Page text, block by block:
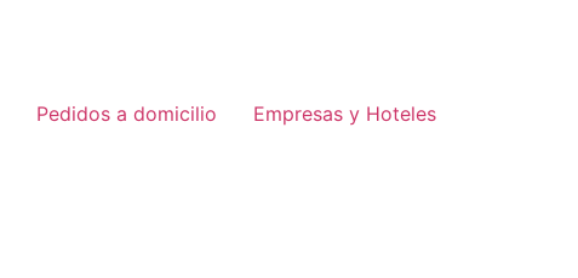
Pedidos a domicilio Empresas y Hoteles